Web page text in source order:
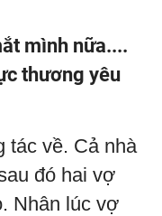
mình nữa....
thương yêu
tác về. Cả nhà
đó hai vợ
Nhân lúc vợ